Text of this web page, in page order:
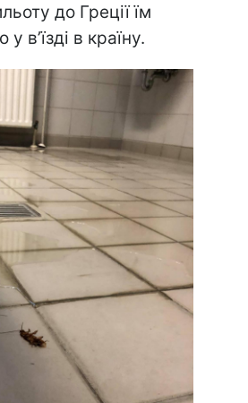
до Греції їм
в’їзді в країну.